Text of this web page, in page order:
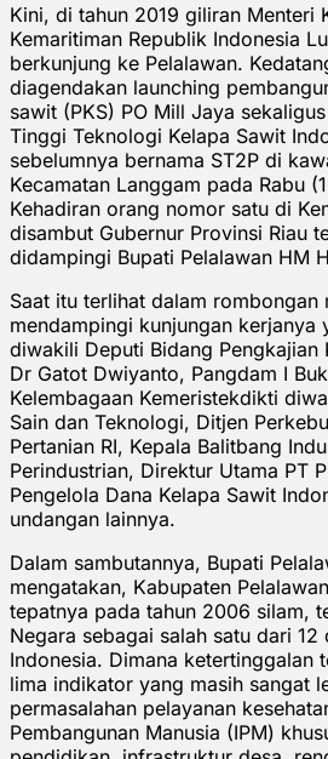
Kini, di tahun 2019 giliran Menteri
Kemaritiman Republik Indonesia
berkunjung ke Pelalawan.
diagendakan launching
sawit (PKS) PO Mill Jaya
Tinggi Teknologi Kelapa Sawit
sebelumnya bernama ST2P di
Kecamatan Langgam pada Rabu
Kehadiran orang nomor satu di
disambut Gubernur Provinsi Riau
didampingi Bupati Pelalawan HM
Saat itu terlihat dalam rombongan
mendampingi kunjungan kerjanya
diwakili Deputi Bidang Pengkajian
Dr Gatot Dwiyanto, Pangdam I
Kelembagaan Kemeristekdikti
Sain dan Teknologi, Ditjen
Pertanian RI, Kepala Balitbang
Perindustrian, Direktur Utama PT
Pengelola Dana Kelapa Sawit
undangan lainnya.
Dalam sambutannya, Bupati
mengatakan, Kabupaten
tepatnya pada tahun 2006 silam,
Negara sebagai salah satu dari
Indonesia. Dimana ketertinggalan
lima indikator yang masih sangat
permasalahan pelayanan
Pembangunan Manusia (IPM)